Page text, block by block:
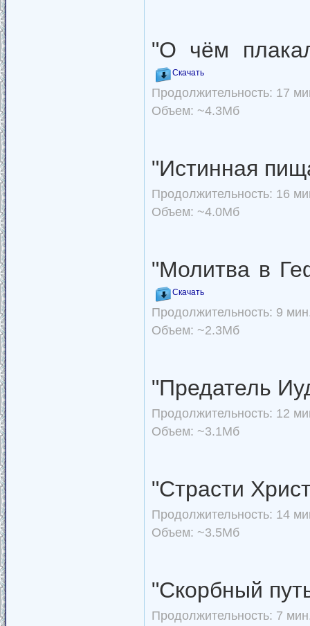
"О чём
Скачать
Продолжительность: 17
Объем: ~4.3Мб
"Истинная
Продолжительность: 16
Объем: ~4.0Мб
"Молитва в
Скачать
Продолжительность: 9
Объем: ~2.3Мб
"Предатель
Продолжительность: 12
Объем: ~3.1Мб
"Страсти
Продолжительность: 14
Объем: ~3.5Мб
"Скорбный
Продолжительность: 7